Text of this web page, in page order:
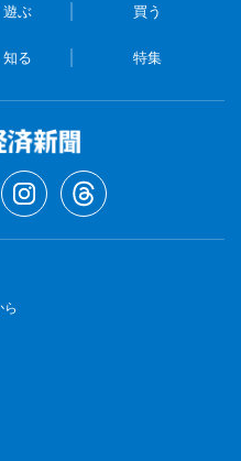
遊ぶ 買う
る 特集